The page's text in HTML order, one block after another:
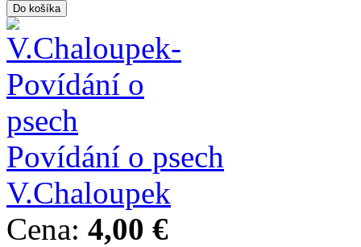
Povídání o psech
V.Chaloupek
Cena: 4,00 €